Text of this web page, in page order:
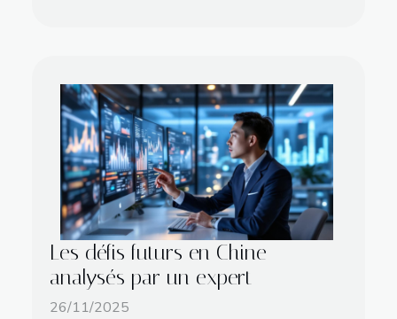
Les défis futurs en Chine
analysés par un expert
26/11/2025